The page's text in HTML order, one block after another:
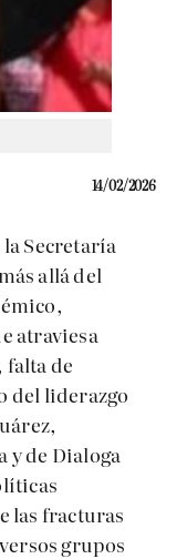
14/02/2026
Secretaría
allá del
atraviesa
de
del liderazgo
y de Dialoga
las fracturas
grupos